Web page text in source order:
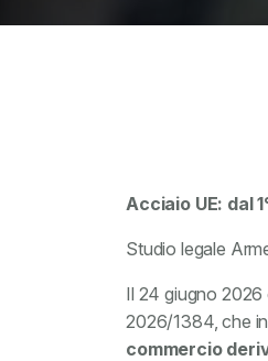
Acciaio UE: dal
Studio legale
Il 24 giugno 2026
2026/1384, che
commercio